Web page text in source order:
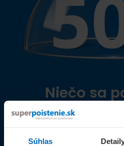
Súhlas
Niečo sa
Přejít na